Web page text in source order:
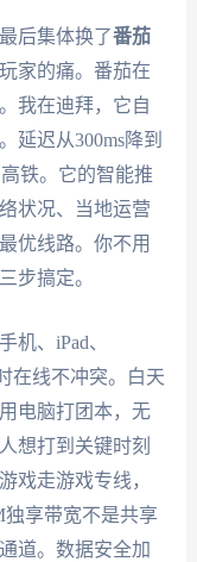
后集体换了番茄
家的痛。番茄在
我在迪拜，它自
延迟从300ms降到
铁。它的智能推
状况、当地运营
优线路。你不用
步搞定。
机、iPad、
在线不冲突。白天
电脑打团本，无
想打到关键时刻
戏走游戏专线，
独享带宽不是共享
道。数据安全加